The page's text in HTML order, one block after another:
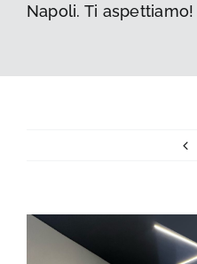
Napoli. Ti aspettiamo!
Ingrandisci
immagine